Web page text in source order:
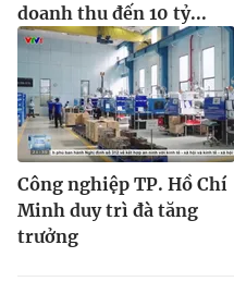
doanh thu đến 10 tỷ...
Công nghiệp TP. Hồ Chí
Minh duy trì đà tăng
trưởng